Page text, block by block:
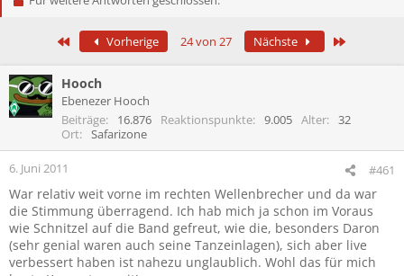
r
l
l
a
m
Erste Vorherige 24 von 27 Nächste
Hooch
Ebenezer Hooch
Beiträge
16.876 Reaktionspunkte 9.005 Alter
32
Ort
Safarizone
6. Juni 2011 #461
War relativ weit vorne im rechten Wellenbrecher und da war
die Stimmung überragend. Ich hab mich ja schon im Voraus
wie Schnitzel auf die Band gefreut, wie die, besonders Daron
(sehr genial waren auch seine Tanzeinlagen), sich aber live
verbessert haben ist nahezu unglaublich. Wohl das für mich